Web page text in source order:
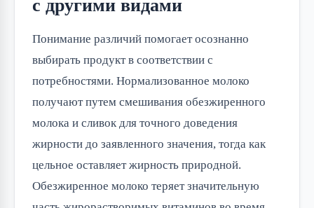
с другими видами
Понимание различий помогает осознанно
выбирать продукт в соответствии с
потребностями. Нормализованное молоко
получают путем смешивания обезжиренного
молока и сливок для точного доведения
жирности до заявленного значения, тогда как
цельное оставляет жирность природной.
Обезжиренное молоко теряет значительную